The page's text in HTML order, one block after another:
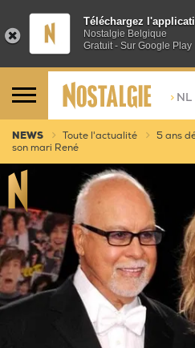
Téléchargez
Nostalgie Belgique
Gratuit - Sur Google Play
> NL
NEWS Toute l'actualité
5 ans
son mari René